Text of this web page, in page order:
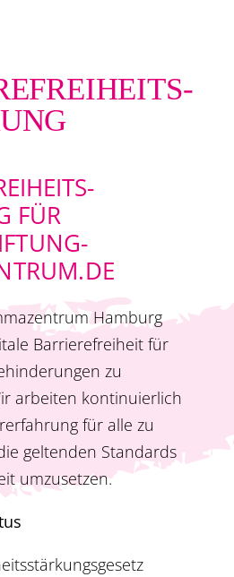
FÜR
Hamburg
Barrierefreiheit für
zu
arbeiten kontinuierlich
für alle zu
geltenden Standards
umzusetzen.